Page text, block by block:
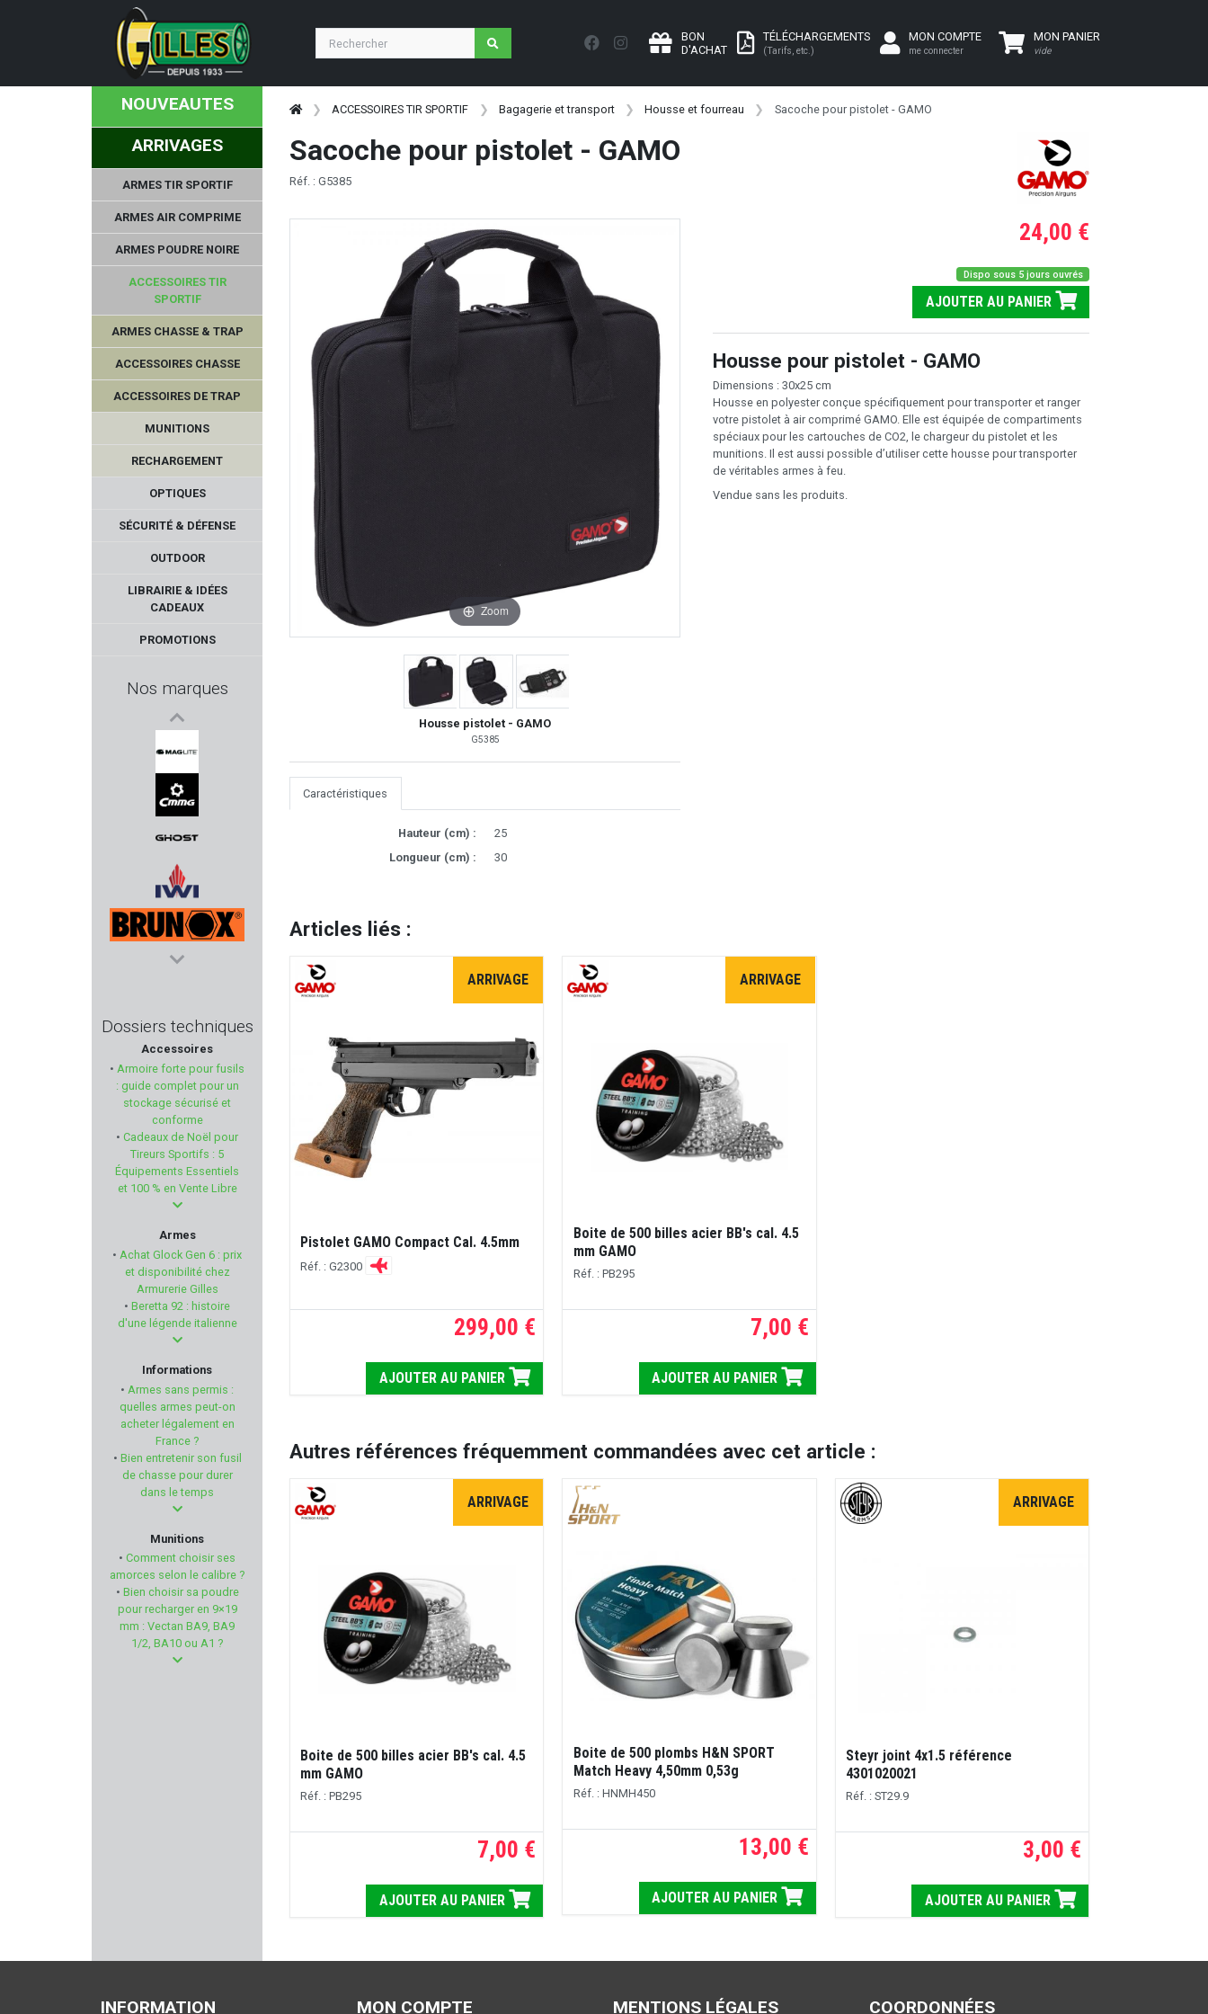
BON
D'ACHAT
TÉLÉCHARGEMENTS
(Tarifs, etc.)
MON COMPTE
me connecter
MON PANIER
vide
NOUVEAUTES
ARRIVAGES
ARMES TIR SPORTIF
ARMES AIR COMPRIME
ARMES POUDRE NOIRE
ACCESSOIRES TIR
SPORTIF
ARMES CHASSE & TRAP
ACCESSOIRES CHASSE
ACCESSOIRES DE TRAP
MUNITIONS
RECHARGEMENT
OPTIQUES
SÉCURITÉ & DÉFENSE
OUTDOOR
LIBRAIRIE & IDÉES
CADEAUX
PROMOTIONS
Nos marques
THERMOPAD
MAGLITE
CMMG
GHOST INTERNATIONAL
IWI
BRUNOX
GEF
VZ GRIPS
MSA SORDIN
DELORY BRUMARD
SELLIER & BELLOT
ELEY
FRANKFORD ARSENAL
ATS AMMUNITION
POLYMER 80
MIDWEST INDUSTRIES
GABION UNLIMITED
RITON
SK
STILCRIN
Dossiers techniques
Accessoires
• Armoire forte pour fusils
: guide complet pour un
stockage sécurisé et
conforme
• Cadeaux de Noël pour
Tireurs Sportifs : 5
Équipements Essentiels
et 100 % en Vente Libre
Armes
• Achat Glock Gen 6 : prix
et disponibilité chez
Armurerie Gilles
• Beretta 92 : histoire
d'une légende italienne
Informations
• Armes sans permis :
quelles armes peut-on
acheter légalement en
France ?
• Bien entretenir son fusil
de chasse pour durer
dans le temps
Munitions
• Comment choisir ses
amorces selon le calibre ?
• Bien choisir sa poudre
pour recharger en 9×19
mm : Vectan BA9, BA9
1/2, BA10 ou A1 ?
ACCESSOIRES TIR SPORTIF Bagagerie et transport Housse et fourreau Sacoche pour pistolet - GAMO
Sacoche pour pistolet - GAMO
Réf. : G5385
Zoom
Housse pistolet - GAMO
G5385
Caractéristiques
Hauteur (cm) :
25
Longueur (cm) :
30
24,00 €
Dispo sous 5 jours ouvrés
AJOUTER AU PANIER
Housse pour pistolet - GAMO
Dimensions : 30x25 cm
Housse en polyester conçue spécifiquement pour transporter et ranger
votre pistolet à air comprimé GAMO. Elle est équipée de compartiments
spéciaux pour les cartouches de CO2, le chargeur du pistolet et les
munitions. Il est aussi possible d’utiliser cette housse pour transporter
de véritables armes à feu.
Vendue sans les produits.
Articles liés :
ARRIVAGE
Pistolet GAMO Compact Cal. 4.5mm
Réf. : G2300
299,00 €
AJOUTER AU PANIER
ARRIVAGE
Boite de 500 billes acier BB's cal. 4.5
mm GAMO
Réf. : PB295
7,00 €
AJOUTER AU PANIER
Autres références fréquemment commandées avec cet article :
ARRIVAGE
Boite de 500 billes acier BB's cal. 4.5
mm GAMO
Réf. : PB295
7,00 €
AJOUTER AU PANIER
Boite de 500 plombs H&N SPORT
Match Heavy 4,50mm 0,53g
Réf. : HNMH450
13,00 €
AJOUTER AU PANIER
ARRIVAGE
Steyr joint 4x1.5 référence
4301020021
Réf. : ST29.9
3,00 €
AJOUTER AU PANIER
INFORMATION MON COMPTE MENTIONS LÉGALES COORDONNÉES